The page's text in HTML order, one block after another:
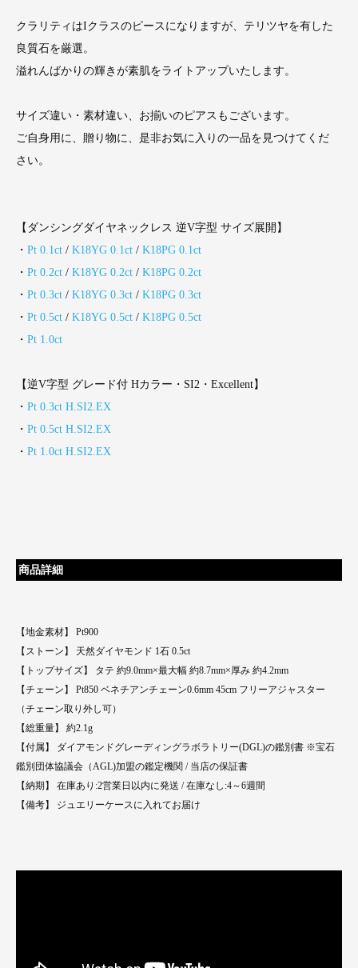
クラリティはIクラスのピースになりますが、テリツヤを有した
良質石を厳選。
溢れんばかりの輝きが素肌をライトアップいたします。
サイズ違い・素材違い、お揃いのピアスもございます。
ご自身用に、贈り物に、是非お気に入りの一品を見つけてくだ
さい。
【ダンシングダイヤネックレス 逆V字型 サイズ展開】
・ Pt 0.1ct / K18YG 0.1ct / K18PG 0.1ct
・ Pt 0.2ct / K18YG 0.2ct / K18PG 0.2ct
・ Pt 0.3ct / K18YG 0.3ct / K18PG 0.3ct
・ Pt 0.5ct / K18YG 0.5ct / K18PG 0.5ct
・ Pt 1.0ct
【逆V字型 グレード付 Hカラー・SI2・Excellent】
・ Pt 0.3ct H.SI2.EX
・ Pt 0.5ct H.SI2.EX
・ Pt 1.0ct H.SI2.EX
商品詳細
【地金素材】 Pt900
【ストーン】 天然ダイヤモンド 1石 0.5ct
【トップサイズ】 タテ 約9.0mm×最大幅 約8.7mm×厚み 約4.2mm
【チェーン】 Pt850 ベネチアンチェーン0.6mm 45cm フリーアジャスター
（チェーン取り外し可）
【総重量】 約2.1g
【付属】 ダイアモンドグレーディングラボラトリー(DGL)の鑑別書 ※宝石
鑑別団体協議会（AGL)加盟の鑑定機関 / 当店の保証書
【納期】 在庫あり:2営業日以内に発送 / 在庫なし:4～6週間
【備考】 ジュエリーケースに入れてお届け